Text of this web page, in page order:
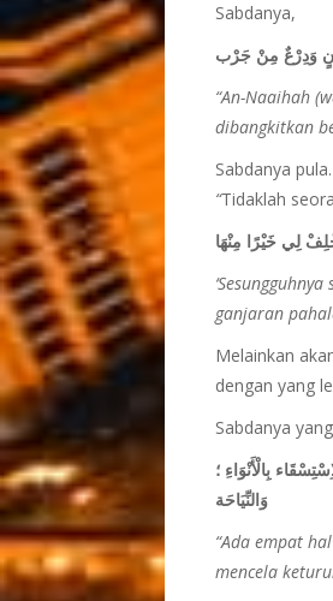
Sabdanya,
وَدِرْعٌ مِنْ جَرْب
“An-Naaihah
dibangkitkan
Sabdanya pula.
“Tidaklah
لِي خَيْرًا مِنْهَا
ganjaran
Melainkan
dengan yang
Sabdanya
بِالْأَنْوَاءِ ؛
وَالنِّيَاحَة
“Ada empat
mencela